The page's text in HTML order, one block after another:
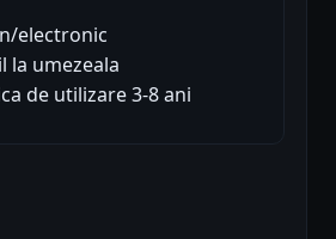
electronic
la umezeala
de utilizare 3-8 ani